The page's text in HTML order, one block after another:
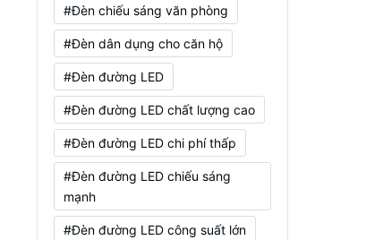
#Đèn chiếu sáng văn phòng
#Đèn dân dụng cho căn hộ
#Đèn đường LED
#Đèn đường LED chất lượng cao
#Đèn đường LED chi phí thấp
#Đèn đường LED chiếu sáng
mạnh
#Đèn đường LED công suất lớn